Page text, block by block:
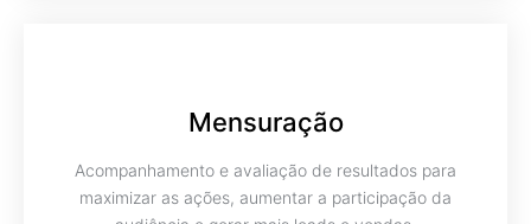
Mensuração
Acompanhamento e avaliação de resultados para
maximizar as ações, aumentar a participação da